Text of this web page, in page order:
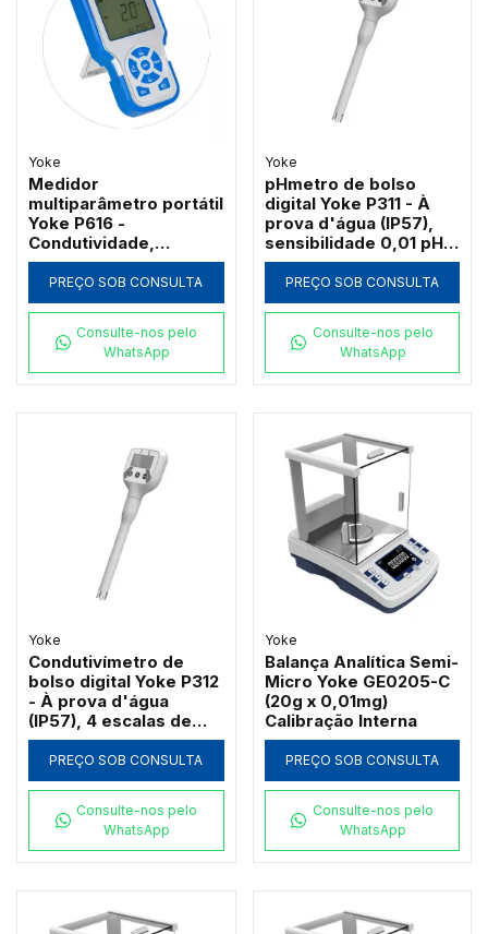
Yoke
Medidor
multiparâmetro portátil
Yoke P616 -
Condutividade,
Oxigênio dissolvido,
TDS, Salinidade e
Resistividade com IP57
PREÇO SOB CONSULTA
Consulte-nos pelo
WhatsApp
Yoke
pHmetro de bolso
digital Yoke P311 - À
prova d'água (IP57),
sensibilidade 0,01 pH
com eletrodo de
reposição
PREÇO SOB CONSULTA
Consulte-nos pelo
WhatsApp
Yoke
Condutivímetro de
bolso digital Yoke P312
- À prova d'água
(IP57), 4 escalas de
leitura até 10,00
mS/cm com célula de
reposição
PREÇO SOB CONSULTA
Consulte-nos pelo
WhatsApp
Yoke
Balança Analítica Semi-
Micro Yoke GE0205-C
(20g x 0,01mg)
Calibração Interna
PREÇO SOB CONSULTA
Consulte-nos pelo
WhatsApp